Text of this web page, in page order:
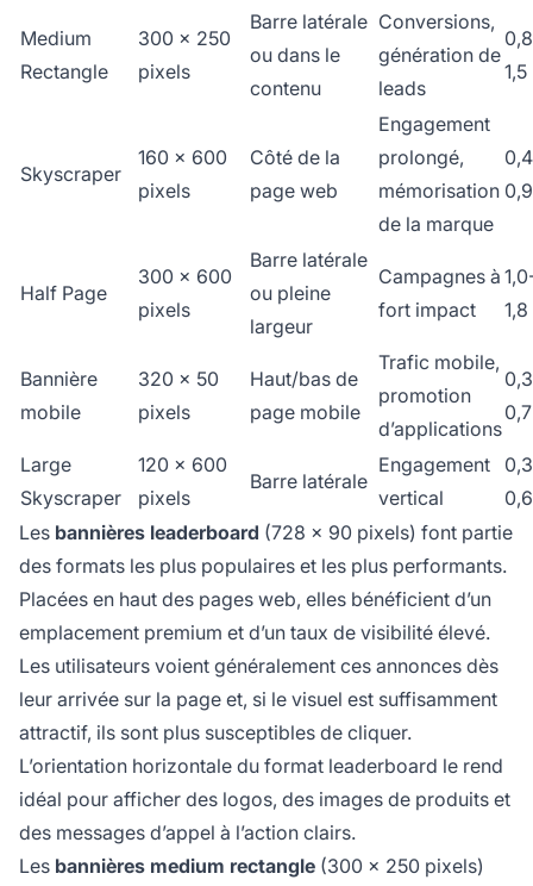
Medium
Rectangle
300 x 250
pixels
Barre latérale
ou dans le
contenu
Conversions,
génération de
leads
Skyscraper
160 x 600
pixels
Côté de la
page web
Engagement
prolongé,
mémorisation
de la marque
Half Page
300 x 600
pixels
Barre latérale
ou pleine
largeur
Campagnes à
fort impact
Bannière
mobile
320 x 50
pixels
Haut/bas de
page mobile
Trafic mobile,
promotion
d’applications
Large
Skyscraper
120 x 600
pixels
Barre latérale
Engagement
vertical
Les bannières leaderboard (728 x 90 pixels) font partie
des formats les plus populaires et les plus performants.
Placées en haut des pages web, elles bénéficient d’un
emplacement premium et d’un taux de visibilité élevé.
Les utilisateurs voient généralement ces annonces dès
leur arrivée sur la page et, si le visuel est suffisamment
attractif, ils sont plus susceptibles de cliquer.
L’orientation horizontale du format leaderboard le rend
idéal pour afficher des logos, des images de produits et
des messages d’appel à l’action clairs.
Les bannières medium rectangle (300 x 250 pixels)